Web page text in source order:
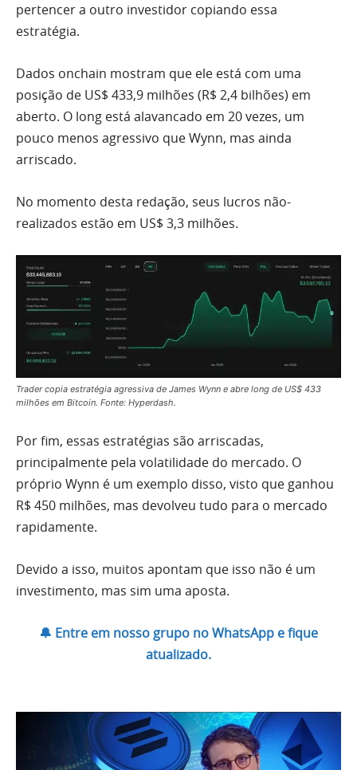
pertencer a outro investidor copiando essa
estratégia.
Dados onchain mostram que ele está com uma
posição de US$ 433,9 milhões (R$ 2,4 bilhões) em
aberto. O long está alavancado em 20 vezes, um
pouco menos agressivo que Wynn, mas ainda
arriscado.
No momento desta redação, seus lucros não-
realizados estão em US$ 3,3 milhões.
Trader copia estratégia agressiva de James Wynn e abre long de US$ 433
milhões em Bitcoin. Fonte: Hyperdash.
Por fim, essas estratégias são arriscadas,
principalmente pela volatilidade do mercado. O
próprio Wynn é um exemplo disso, visto que ganhou
R$ 450 milhões, mas devolveu tudo para o mercado
rapidamente.
Devido a isso, muitos apontam que isso não é um
investimento, mas sim uma aposta.
🔔 Entre em nosso grupo no WhatsApp e fique
atualizado.